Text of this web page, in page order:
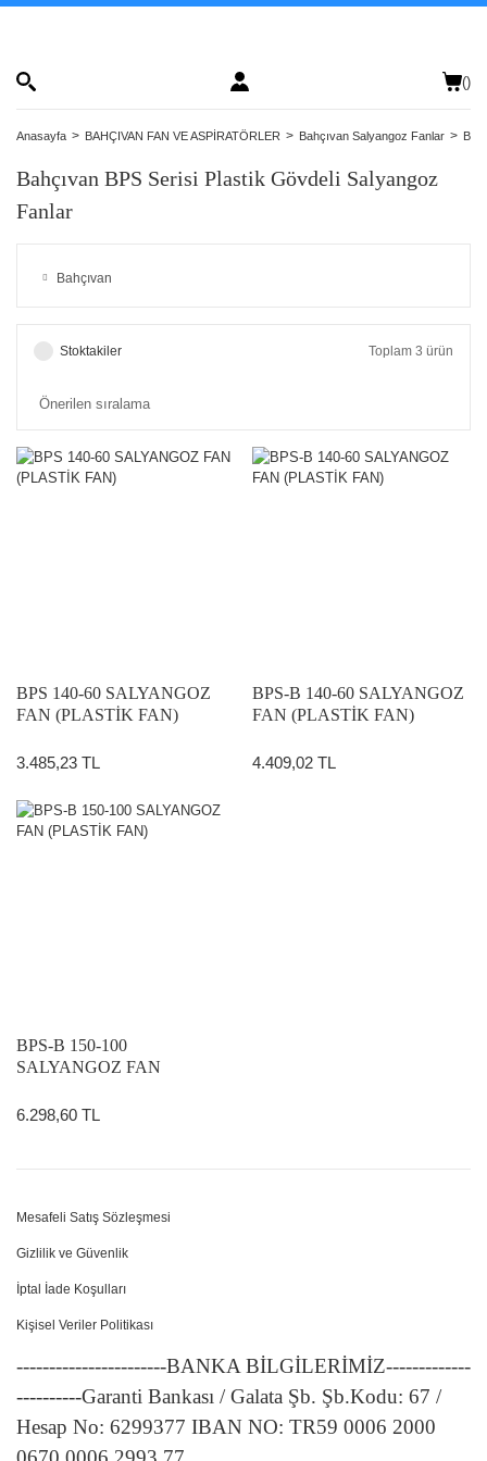
()
Anasayfa BAHÇIVAN FAN VE ASPİRATÖRLER Bahçıvan Salyangoz Fanlar
Bahçıvan BPS Serisi Plastik Gövdeli Salyangoz
Fanlar
Bahçıvan
Stoktakiler Toplam 3 ürün
BPS 140-60 SALYANGOZ
FAN (PLASTİK FAN)
3.485,23 TL
BPS-B 140-60 SALYANGOZ
FAN (PLASTİK FAN)
4.409,02 TL
BPS-B 150-100
SALYANGOZ FAN
6.298,60 TL
Mesafeli Satış Sözleşmesi
Gizlilik ve Güvenlik
İptal İade Koşulları
Kişisel Veriler Politikası
-----------------------BANKA BİLGİLERİMİZ-------------
----------Garanti Bankası / Galata Şb. Şb.Kodu: 67 /
Hesap No: 6299377 IBAN NO: TR59 0006 2000